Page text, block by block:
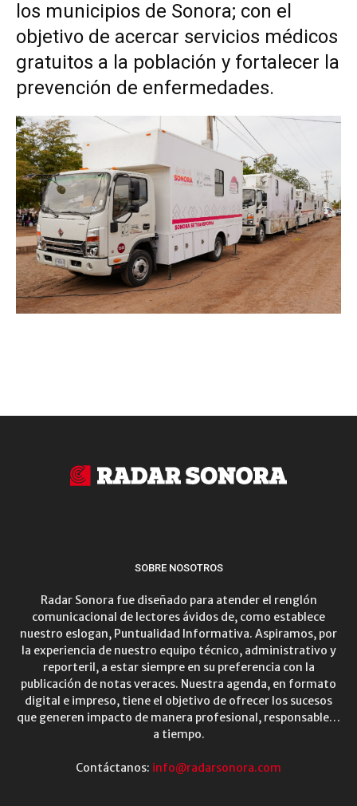
los municipios de Sonora; con el
objetivo de acercar servicios médicos
gratuitos a la población y fortalecer la
prevención de enfermedades.
SOBRE NOSOTROS
Radar Sonora fue diseñado para atender el renglón
comunicacional de lectores ávidos de, como establece
nuestro eslogan, Puntualidad Informativa. Aspiramos, por
la experiencia de nuestro equipo técnico, administrativo y
reporteril, a estar siempre en su preferencia con la
publicación de notas veraces. Nuestra agenda, en formato
digital e impreso, tiene el objetivo de ofrecer los sucesos
que generen impacto de manera profesional, responsable…
a tiempo.
Contáctanos: info@radarsonora.com